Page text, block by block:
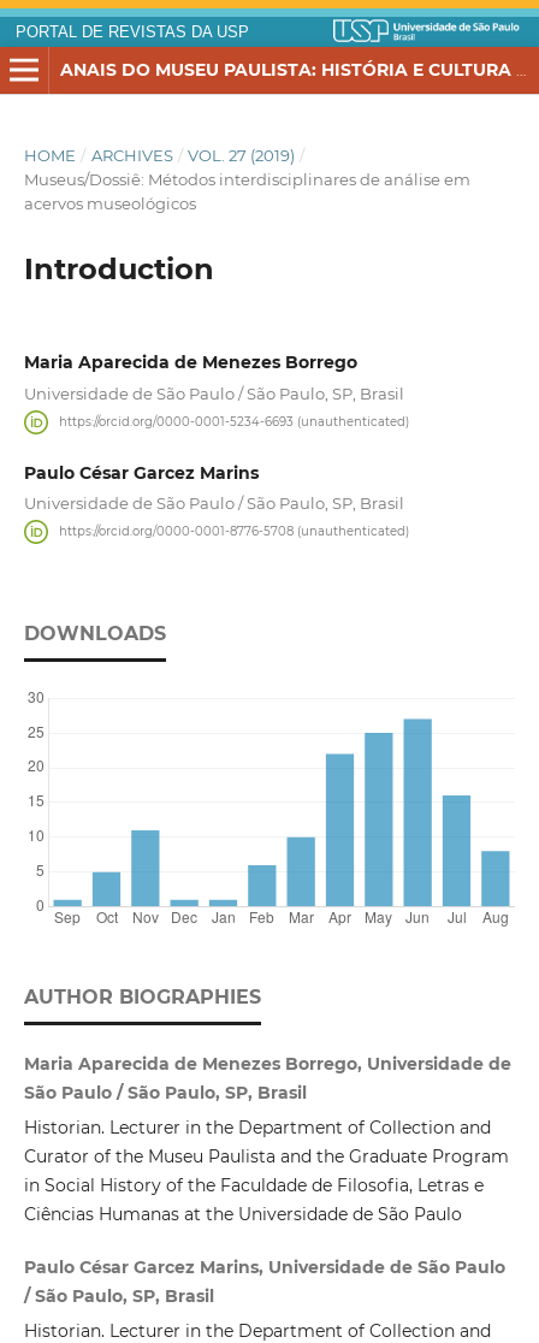
PORTAL DE REVISTAS DA USP
HOME / ARCHIVES / VOL. 27 (2019) /
Museus/Dossiê: Métodos interdisciplinares de análise em
acervos museológicos
Introduction
Maria Aparecida de Menezes Borrego
Universidade de São Paulo / São Paulo, SP, Brasil
https://orcid.org/0000-0001-5234-6693 (unauthenticated)
Paulo César Garcez Marins
Universidade de São Paulo / São Paulo, SP, Brasil
https://orcid.org/0000-0001-8776-5708 (unauthenticated)
DOWNLOADS
AUTHOR BIOGRAPHIES
Maria Aparecida de Menezes Borrego, Universidade de
São Paulo / São Paulo, SP, Brasil
Historian. Lecturer in the Department of Collection and
Curator of the Museu Paulista and the Graduate Program
in Social History of the Faculdade de Filosofia, Letras e
Ciências Humanas at the Universidade de São Paulo
Paulo César Garcez Marins, Universidade de São Paulo
/ São Paulo, SP, Brasil
Historian. Lecturer in the Department of Collection and